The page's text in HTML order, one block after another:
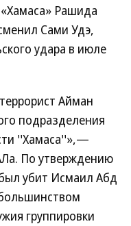
Рашида
Сами Удэ,
удара в июле
Айман
подразделения
''Хамаса''»,—
По утверждению
убит Исмаил Абд
группировки